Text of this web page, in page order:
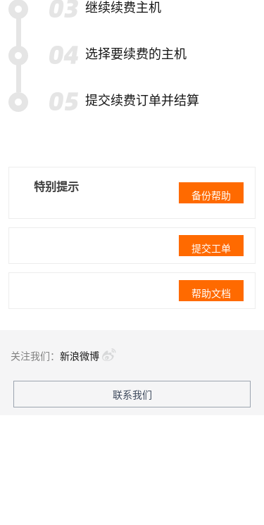
继续续费主机
选择要续费的主机
提交续费订单并结算
特别提示
备份帮助
提交工单
帮助文档